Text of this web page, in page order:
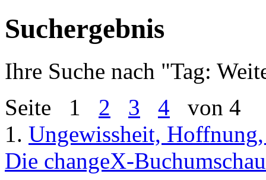
Suchergebnis
Ihre Suche nach "Tag:
Seite 1 2 3 4 von 4
1. Ungewissheit,
Die changeX-